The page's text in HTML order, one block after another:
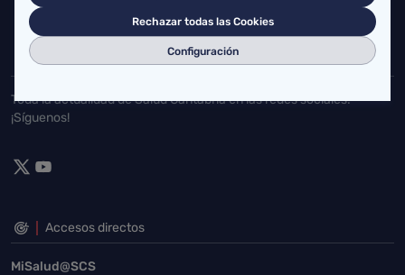
buzgen.dg@scsalud.es
942202772
Toda la actualidad de Salud Cantabria en las redes sociales.
¡Síguenos!
Accesos directos
MiSalud@SCS
Rechazar todas las Cookies
Configuración